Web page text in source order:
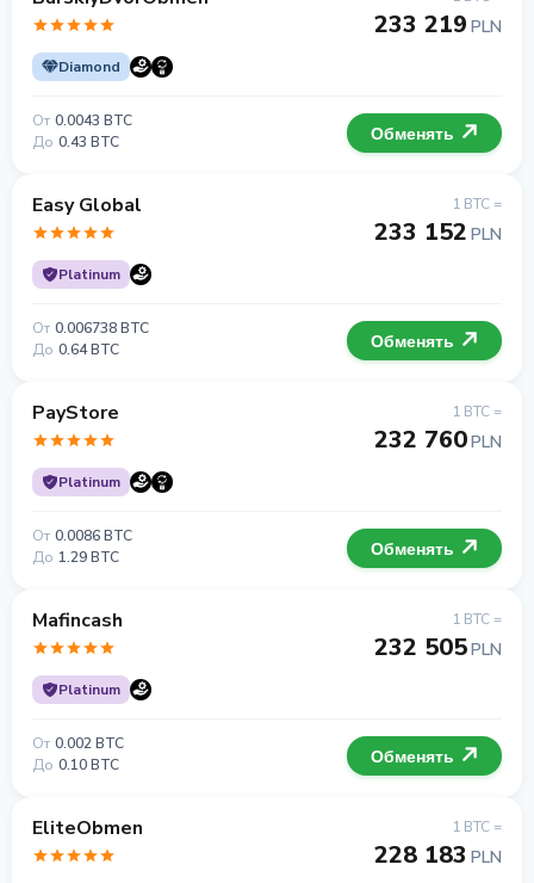
Diamond
233 219 PLN
От 0.0043 BTC
До 0.43 BTC Обменять
Easy Global
Platinum
1 BTC =
233 152 PLN
От 0.006738 BTC
До 0.64 BTC Обменять
PayStore
Platinum
1 BTC =
232 760PLN
От 0.0086 BTC
До 1.29 BTC Обменять
Mafincash
Platinum
1 BTC =
232 505PLN
От 0.002 BTC
До 0.10 BTC Обменять
EliteObmen 1 BTC =
228 183 PLN